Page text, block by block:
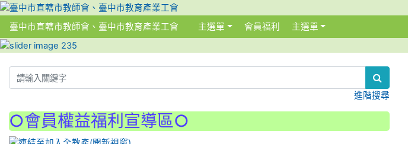
臺中市直轄市教師會、臺中市教育產業工會 主選單 會員福利 主選單
進階搜尋
○會員權益福利宣導區○